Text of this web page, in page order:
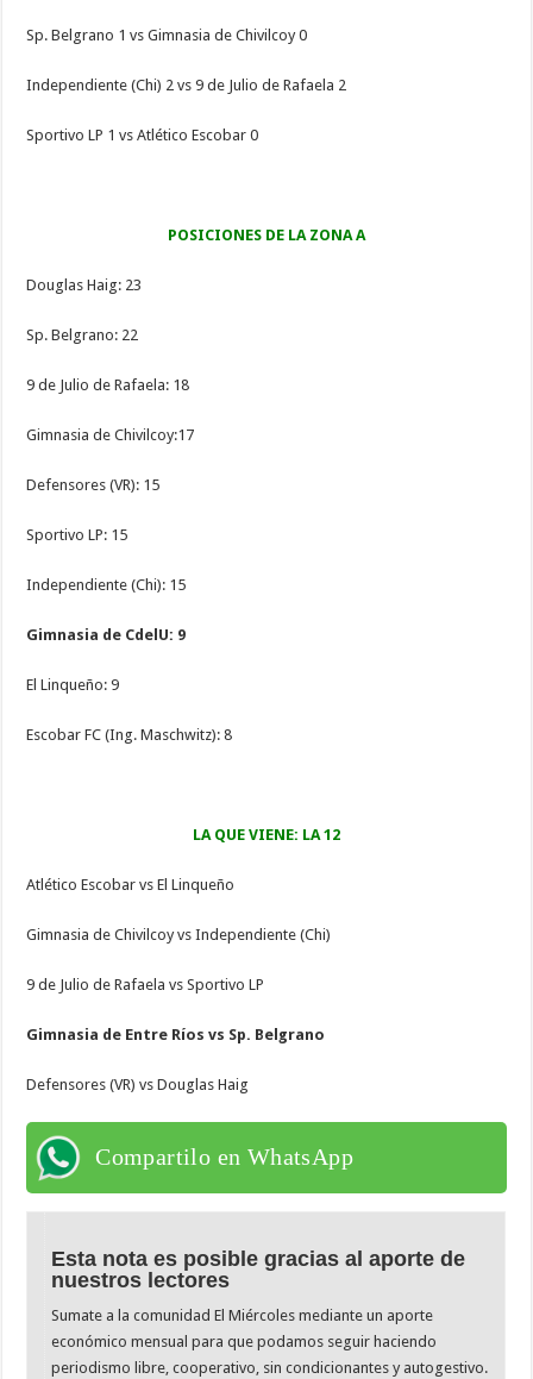
Sp. Belgrano 1 vs Gimnasia de Chivilcoy 0
Independiente (Chi) 2 vs 9 de Julio de Rafaela 2
Sportivo LP 1 vs Atlético Escobar 0
POSICIONES DE LA ZONA A
Douglas Haig: 23
Sp. Belgrano: 22
9 de Julio de Rafaela: 18
Gimnasia de Chivilcoy:17
Defensores (VR): 15
Sportivo LP: 15
Independiente (Chi): 15
Gimnasia de CdelU: 9
El Linqueño: 9
Escobar FC (Ing. Maschwitz): 8
LA QUE VIENE: LA 12
Atlético Escobar vs El Linqueño
Gimnasia de Chivilcoy vs Independiente (Chi)
9 de Julio de Rafaela vs Sportivo LP
Gimnasia de Entre Ríos vs Sp. Belgrano
Defensores (VR) vs Douglas Haig
Compartilo en WhatsApp
Esta nota es posible gracias al aporte de
nuestros lectores
Sumate a la comunidad El Miércoles mediante un aporte
económico mensual para que podamos seguir haciendo
periodismo libre, cooperativo, sin condicionantes y autogestivo.